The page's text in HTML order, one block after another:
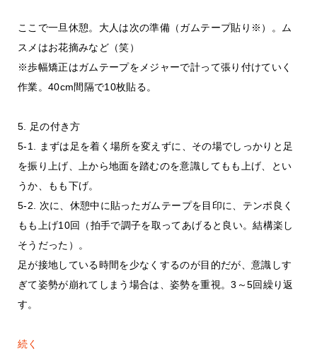
ここで一旦休憩。大人は次の準備（ガムテープ貼り※）。ム
スメはお花摘みなど（笑）
※歩幅矯正はガムテープをメジャーで計って張り付けていく
作業。40cm間隔で10枚貼る。
5. 足の付き方
5-1. まずは足を着く場所を変えずに、その場でしっかりと足
を振り上げ、上から地面を踏むのを意識してもも上げ、とい
うか、もも下げ。
5-2. 次に、休憩中に貼ったガムテープを目印に、テンポ良く
もも上げ10回（拍手で調子を取ってあげると良い。結構楽し
そうだった）。
足が接地している時間を少なくするのが目的だが、意識しす
ぎて姿勢が崩れてしまう場合は、姿勢を重視。3～5回繰り返
す。
続く